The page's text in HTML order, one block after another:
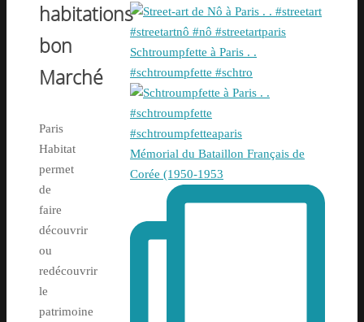
habitations
bon
Marché
Paris
Habitat
permet
de
faire
découvrir
ou
redécouvrir
le
patrimoine
Schtroumpfette à Paris . .
#schtroumpfette #schtro
Mémorial du Bataillon Français de
Corée (1950-1953